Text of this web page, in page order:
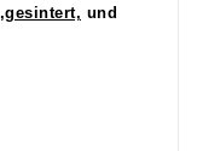
gesintert, und